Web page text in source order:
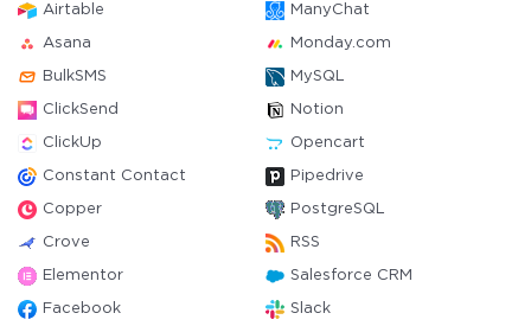
Airtable ManyChat
Asana Monday.com
BulkSMS MySQL
ClickSend Notion
ClickUp Opencart
Constant Contact Pipedrive
Copper PostgreSQL
Crove RSS
Elementor Salesforce CRM
Facebook Slack